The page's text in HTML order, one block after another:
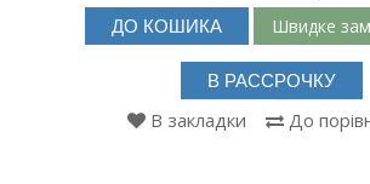
ДО КОШИКА Швидке
В РАССРОЧКУ
В закладки До